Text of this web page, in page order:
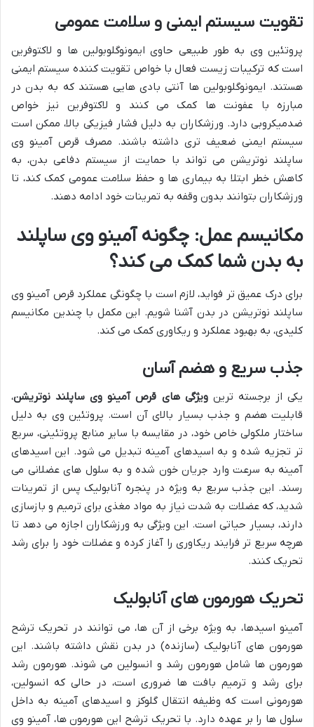
تقویت سیستم ایمنی و سلامت عمومی
پروتئین وی به طور طبیعی حاوی ایمونوگلوبولین ها و لاکتوفرین
است که ترکیبات زیست فعال با خواص تقویت کننده سیستم ایمنی
هستند. ایمونوگلوبولین ها آنتی بادی هایی هستند که به بدن در
مبارزه با عفونت ها کمک می کنند و لاکتوفرین نیز خواص
ضدمیکروبی دارد. ورزشکاران به دلیل فشار فیزیکی بالا، ممکن است
سیستم ایمنی ضعیف تری داشته باشند. مصرف قرص آمینو وی
ساپلند نوتریشن می تواند با حمایت از سیستم دفاعی بدن، به
کاهش خطر ابتلا به بیماری ها و حفظ سلامت عمومی کمک کند، تا
ورزشکاران بتوانند بدون وقفه به تمرینات خود ادامه دهند.
مکانیسم عمل: چگونه آمینو وی ساپلند
به بدن شما کمک می کند؟
برای درک عمیق تر فواید، لازم است با چگونگی عملکرد قرص آمینو وی
ساپلند نوتریشن در بدن آشنا شویم. این مکمل با چندین مکانیسم
کلیدی، به بهبود عملکرد و ریکاوری کمک می کند.
جذب سریع و هضم آسان
یکی از برجسته ترینویژگی های قرص آمینو وی ساپلند نوتریشن،
قابلیت هضم و جذب بسیار بالای آن است. پروتئین وی به دلیل
ساختار ملکولی خاص خود، در مقایسه با سایر منابع پروتئینی، سریع
تر تجزیه شده و به اسیدهای آمینه تبدیل می شود. این اسیدهای
آمینه به سرعت وارد جریان خون شده و به سلول های عضلانی می
رسند. این جذب سریع به ویژه در پنجره آنابولیک پس از تمرینات
شدید، که عضلات به شدت نیاز به مواد مغذی برای ترمیم و بازسازی
دارند، بسیار حیاتی است. این ویژگی به ورزشکاران اجازه می دهد تا
هرچه سریع تر فرایند ریکاوری را آغاز کرده و عضلات خود را برای رشد
تحریک کنند.
تحریک هورمون های آنابولیک
آمینو اسیدها، به ویژه برخی از آن ها، می توانند در تحریک ترشح
هورمون های آنابولیک (سازنده) در بدن نقش داشته باشند. این
هورمون ها شامل هورمون رشد و انسولین می شوند. هورمون رشد
برای رشد و ترمیم بافت ها ضروری است، در حالی که انسولین،
هورمونی است که وظیفه انتقال گلوکز و اسیدهای آمینه به داخل
سلول ها را بر عهده دارد. با تحریک ترشح این هورمون ها، آمینو وی